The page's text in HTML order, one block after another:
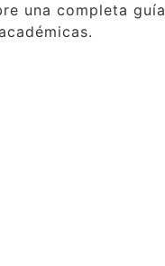
una completa